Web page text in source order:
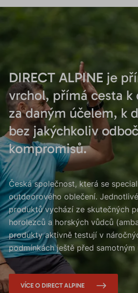
DIRECT ALPINE je
vrchol, přímá cesta k
za daným účelem, k
bez jakýchkoliv
kompromisů.
Česká společnost, která se
outdoorového oblečení.
produktů vychází ze skutečných
horolezců a horských vůdců
produkty aktivně testují v
podmínkách ještě před samotným
VÍCE O DIRECT ALPINE